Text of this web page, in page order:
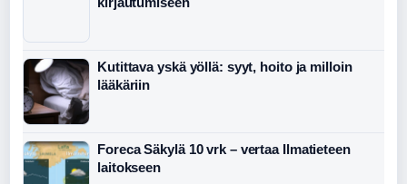
Kutittava yskä yöllä: syyt, hoito ja milloin
lääkäriin
Foreca Säkylä 10 vrk – vertaa Ilmatieteen
laitokseen